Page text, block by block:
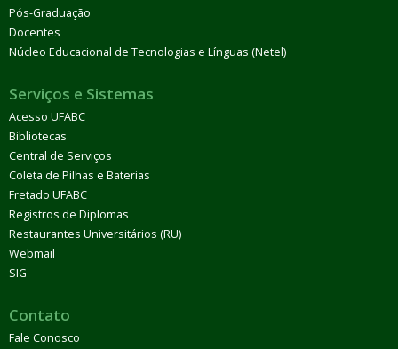
Pós-Graduação
Docentes
Núcleo Educacional de Tecnologias e Línguas (Netel)
Serviços e Sistemas
Acesso UFABC
Bibliotecas
Central de Serviços
Coleta de Pilhas e Baterias
Fretado UFABC
Registros de Diplomas
Restaurantes Universitários (RU)
Webmail
SIG
Contato
Fale Conosco